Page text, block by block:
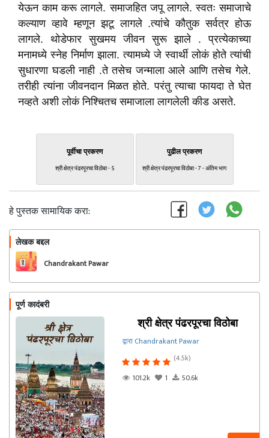
येऊन काम करू लागले. समाजहित जपू लागले. स्वतः समाजाचे
कल्याण व्हावे म्हणून झटू लागले .त्यांचे कौतुक सर्वत्र होऊ
लागले. थोडेफार सुखमय जीवन सुरू झाले . प्रत्येकाच्या
मनामध्ये स्नेह निर्माण झाला. त्यामध्ये जे स्वार्थी लोकं होते त्यांची
सुधारणा घडली नाही .ते तसेच जन्माला आले आणि तसेच गेले.
तरीही त्यांना जीवनदान मिळत होते. परंतु त्याचा फायदा ते घेत
नव्हते अशी लोकं निश्चितच समाजाला लागलेली कीड असते.
पूर्वीचा प्रकरण
श्री क्षेत्र पंढरपूरचा विठोबा - 5
पुढील प्रकरण
श्री क्षेत्र पंढरपूरचा विठोबा - 7 - अंतिम भाग
हे पुस्तक सामायिक करा:
लेखक बद्दल
Chandrakant Pawar
पूर्ण कादंबरी
श्री क्षेत्र पंढरपूरचा विठोबा
द्वारा Chandrakant Pawar
(4.5k)
101.2k
1 50.6k